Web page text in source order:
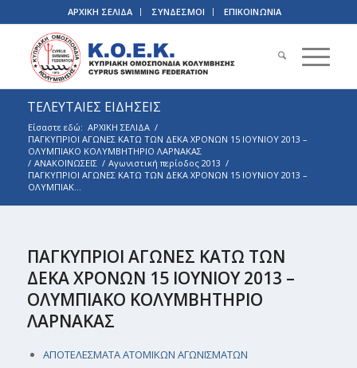
ΑΡΧΙΚΗ ΣΕΛΙΔΑ ΣΥΝΔΕΣΜΟΙ ΕΠΙΚΟΙΝΩΝΙΑ
ΤΕΛΕΥΤΑΙΕΣ ΕΙΔΗΣΕΙΣ
Είσαστε εδώ: ΑΡΧΙΚΗ ΣΕΛΙΔΑ /
ΠΑΓΚΥΠΡΙΟΙ ΑΓΩΝΕΣ ΚΑΤΩ ΤΩΝ ΔΕΚΑ ΧΡΟΝΩΝ 15 ΙΟΥΝΙΟΥ 2013 –
ΟΛΥΜΠΙΑΚΟ ΚΟΛΥΜΒΗΤΗΡΙΟ ΛΑΡΝΑΚΑΣ
/ ΑΝΑΚΟΙΝΩΣΕΙΣ / Αγωνιστική περίοδος 2013 /
ΠΑΓΚΥΠΡΙΟΙ ΑΓΩΝΕΣ ΚΑΤΩ ΤΩΝ ΔΕΚΑ ΧΡΟΝΩΝ 15 ΙΟΥΝΙΟΥ 2013 –
ΟΛΥΜΠΙΑΚ...
ΠΑΓΚΥΠΡΙΟΙ ΑΓΩΝΕΣ ΚΑΤΩ ΤΩΝ
ΔΕΚΑ ΧΡΟΝΩΝ 15 ΙΟΥΝΙΟΥ 2013 –
ΟΛΥΜΠΙΑΚΟ ΚΟΛΥΜΒΗΤΗΡΙΟ
ΛΑΡΝΑΚΑΣ
ΑΠΟΤΕΛΕΣΜΑΤΑ ΑΤΟΜΙΚΩΝ ΑΓΩΝΙΣΜΑΤΩΝ